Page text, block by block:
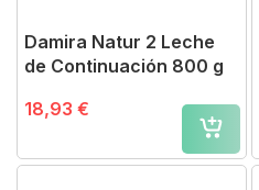
Damira Natur 2 Leche
de Continuación 800 g
18,93 €